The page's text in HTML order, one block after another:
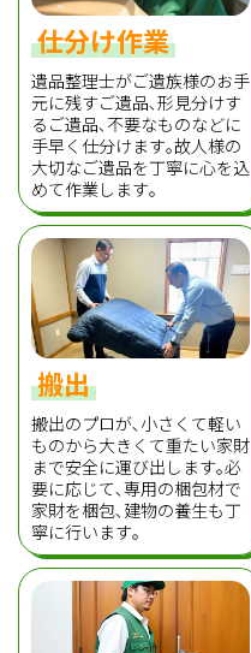
仕分け作業
遺品整理士がご遺族様のお手
元に残すご遺品､形見分けす
るご遺品､不要なものなどに
手早く仕分けます｡故人様の
大切なご遺品を丁寧に心を込
めて作業します｡
搬出
搬出のプロが､小さくて軽い
ものから大きくて重たい家財
まで安全に運び出します｡必
要に応じて､専用の梱包材で
家財を梱包､建物の養生も丁
寧に行います｡